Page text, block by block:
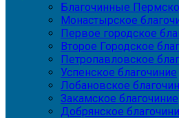
Благочинные
Монастырское
Первое городское
Второе Городское
Петропавловское
Успенское благочиние
Лобановское
Закамское благочиние
Добрянское